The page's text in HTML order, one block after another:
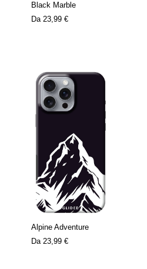
Black Marble
Da 23,99 €
Alpine Adventure
Da 23,99 €